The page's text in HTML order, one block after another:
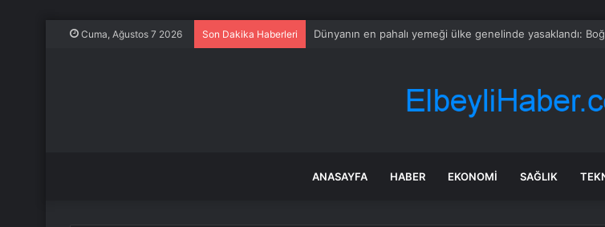
Cuma, Ağustos 7 2026 Son Dakika Haberleri Lüks yat devi borç batağındaki rakibini satın alıyor
ANASAYFA HABER EKONOMI SAĞLIK